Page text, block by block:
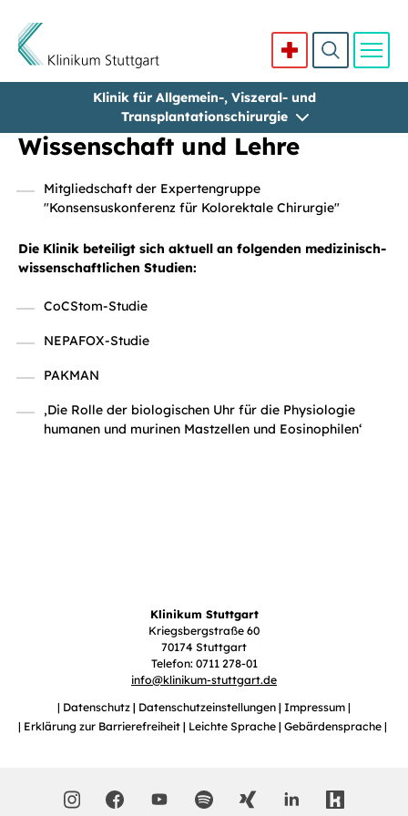
Direkt zum InhaltKlinik für Allgemein-, Viszeral- und
Transplantationschirurgie
Wissenschaft und Lehre
Mitgliedschaft der Expertengruppe
"Konsensuskonferenz für Kolorektale Chirurgie"
Die Klinik beteiligt sich aktuell an folgenden medizinisch-
wissenschaftlichen Studien:
CoCStom-Studie
NEPAFOX-Studie
PAKMAN
‚Die Rolle der biologischen Uhr für die Physiologie
humanen und murinen Mastzellen und Eosinophilen‘
Klinikum Stuttgart
Kriegsbergstraße 60
70174 Stuttgart
Telefon: 0711 278-01
info@klinikum-stuttgart.de
Datenschutz
Datenschutzeinstellungen Impressum
Erklärung zur Barrierefreiheit
Leichte Sprache Gebärdensprache